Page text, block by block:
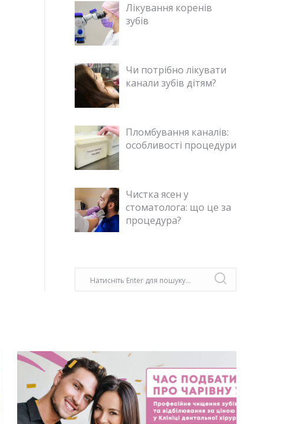
Лікування коренів
зубів
Чи потрібно лікувати
канали зубів дітям?
Пломбування каналів:
особливості процедури
Чистка ясен у
стоматолога: що це за
процедура?
Згідно даних із різних країн СНГ, кожна
третя людина, у віці старше 25 років, не
має хоча б одного зуба. З віком ця
статистика тільки збільшується. Всі ми